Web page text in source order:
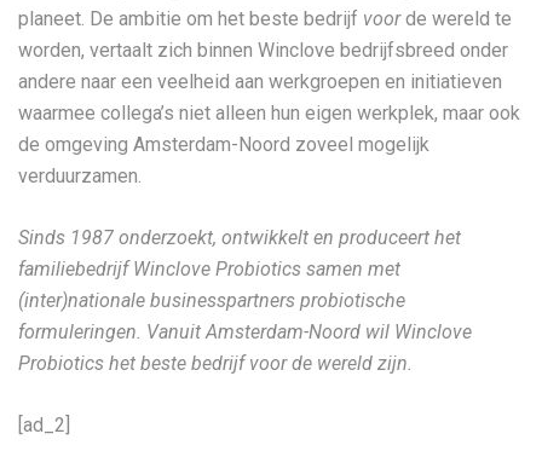
planeet. De ambitie om het beste bedrijf voorde wereld te
worden, vertaalt zich binnen Winclove bedrijfsbreed onder
andere naar een veelheid aan werkgroepen en initiatieven
waarmee collega’s niet alleen hun eigen werkplek, maar ook
de omgeving Amsterdam-Noord zoveel mogelijk
verduurzamen.
Sinds 1987 onderzoekt, ontwikkelt en produceert het
familiebedrijf Winclove Probiotics samen met
(inter)nationale businesspartners probiotische
formuleringen. Vanuit Amsterdam-Noord wil Winclove
Probiotics het beste bedrijf voor de wereld zijn.
[ad_2]